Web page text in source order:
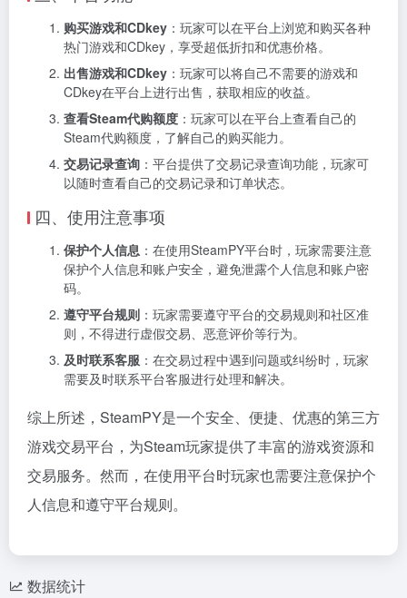
购买游戏和CDkey ：玩家可以在平台上浏览和购买各种
热门游戏和CDkey，享受超低折扣和优惠价格。
出售游戏和CDkey ：玩家可以将自己不需要的游戏和
CDkey在平台上进行出售，获取相应的收益。
查看Steam代购额度 ：玩家可以在平台上查看自己的
Steam代购额度，了解自己的购买能力。
交易记录查询 ：平台提供了交易记录查询功能，玩家可
以随时查看自己的交易记录和订单状态。
四、使用注意事项
保护个人信息 ：在使用SteamPY平台时，玩家需要注意
保护个人信息和账户安全，避免泄露个人信息和账户密
码。
遵守平台规则 ：玩家需要遵守平台的交易规则和社区准
则，不得进行虚假交易、恶意评价等行为。
及时联系客服 ：在交易过程中遇到问题或纠纷时，玩家
需要及时联系平台客服进行处理和解决。
综上所述，SteamPY是一个安全、便捷、优惠的第三方
游戏交易平台，为Steam玩家提供了丰富的游戏资源和
交易服务。然而，在使用平台时玩家也需要注意保护个
人信息和遵守平台规则。
数据统计